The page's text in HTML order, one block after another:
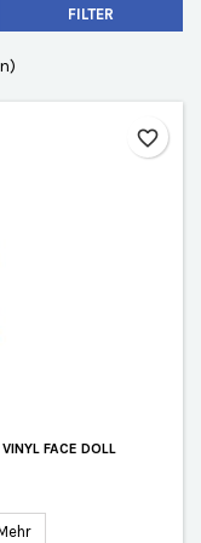
FILTER
FACE DOLL
favorite_border